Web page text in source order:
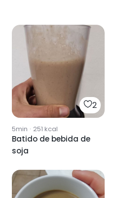
2
5min · 251 kcal
Batido de bebida de
soja